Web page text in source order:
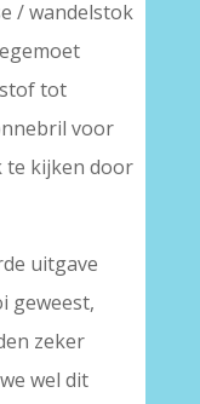
/ wandelstok
tot
voor
te kijken door
uitgave
geweest,
zeker
wel dit